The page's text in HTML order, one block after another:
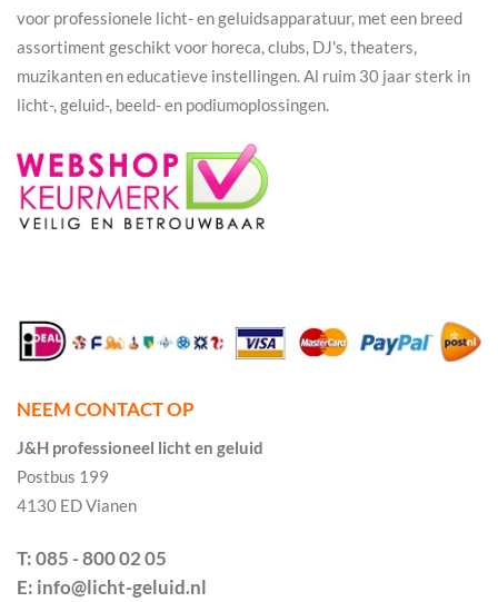
voor professionele licht- en geluidsapparatuur, met een breed
assortiment geschikt voor horeca, clubs, DJ's, theaters,
muzikanten en educatieve instellingen. Al ruim 30 jaar sterk in
licht-, geluid-, beeld- en podiumoplossingen.
NEEM CONTACT OP
J&H professioneel licht en geluid
Postbus 199
4130 ED Vianen
T: 085 - 800 02 05
E: info@licht-geluid.nl